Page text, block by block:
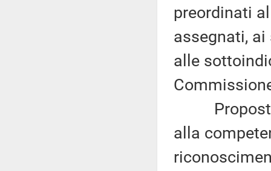
preordinati
assegnati,
alle
Proposta
alla